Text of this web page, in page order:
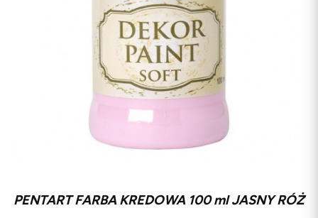
PENTART FARBA KREDOWA 100 ml JASNY RÓŻ